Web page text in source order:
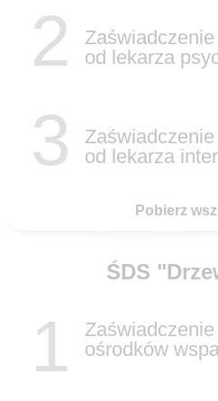
2
Zaświadczenie
od lekarza
3
Zaświadczenie
od lekarza
Pobierz
ŚDS
1
ośrodków